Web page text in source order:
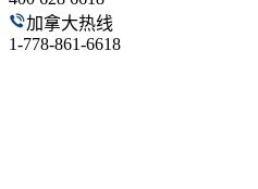
加拿大热线
1-778-861-6618